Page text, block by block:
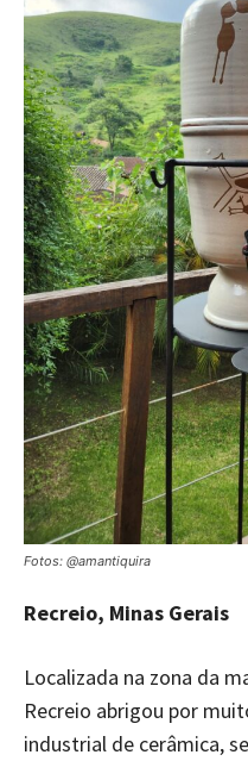
Fotos: @amantiquira
Recreio, Minas Gerais
Localizada na zona da
Recreio abrigou por
industrial de cerâmica,